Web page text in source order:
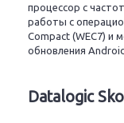
процессор с
работы с
Compact (WEC7) и
обновления
Datalogic